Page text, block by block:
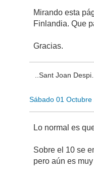
Mirando esta
Finlandia. Que
Gracias.
..Sant Joan Despi..
Sábado 01
Lo normal es
Sobre el 10 se
pero aún es